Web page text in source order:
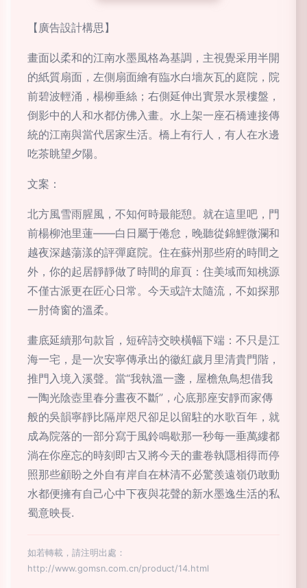
【廣告設計構思】
畫面以柔和的江南水墨風格為基調，主視覺采用半開
的紙質扇面，左側扇面繪有臨水白墻灰瓦的庭院，院
前碧波輕涌，楊柳垂絲；右側延伸出實景水景樓盤，
倒影中的人和水都仿佛入畫。水上架一座石橋連接傳
統的江南與當代居家生活。橋上有行人，有人在水邊
吃茶眺望夕陽。
文案：
北方風雪雨腥風，不知何時最能憩。就在這里吧，門
前楊柳池里蓮——白日屬于倦怠，晚聽從錦鯉微瀾和
越夜深越蕩漾的評彈庭院。住在蘇州那些府的時間之
外，你的起居靜靜做了時間的扉頁：住美域而知桃源
不僅古派更在匠心日常。今天或許太隨流，不如探那
一肘倚窗的溫柔。
畫底延續那句款旨，短碎詩交映橫幅下端：不只是江
海一宅，是一次安寧傳承出的徽紅歲月里清貴門階，
推門入境入溪聲。當“我執溫一盞，屋檐魚鳥想借我
一陶光陰壺里春分晝夜不斷”，心底那座安靜而家傳
般的吳韻寧靜比隔岸咫尺卻足以留駐的水歌百年，就
成為院落的一部分寫于風鈴鳴歇那一秒每一垂萬縷都
淌在你座忘的時刻即古又將今天的畫卷執隱相得而停
照那些顧盼之外自有岸自在林清不必驚羨遠嶺仍敢動
水都便擁有自己心中下夜與花聲的新水墨逸生活的私
蜀意映長.
如若轉載，請注明出處：
http://www.gomsn.com.cn/product/14.html